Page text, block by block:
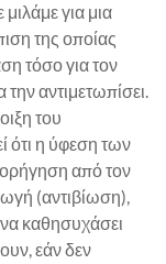
για μια
της οποίας
τόσο για τον
αντιμετωπίσει.
του
ότι η ύφεση των
από τον
(αντιβίωση),
καθησυχάσει
εάν δεν